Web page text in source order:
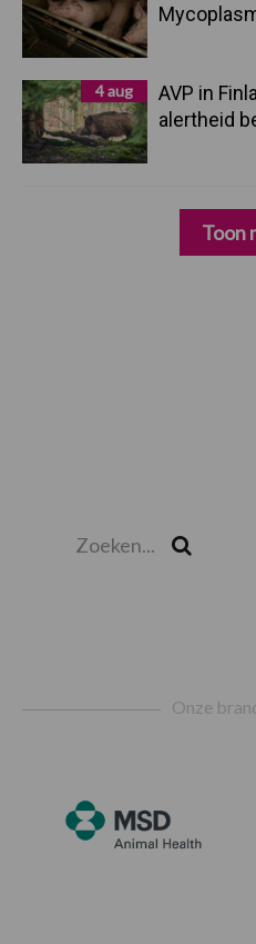
4 aug
AVP in
alertheid
Toon
Onze